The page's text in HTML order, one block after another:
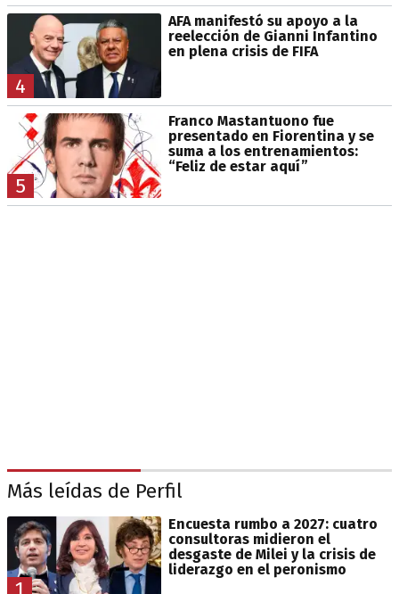
4
AFA manifestó su apoyo a la
reelección de Gianni Infantino
en plena crisis de FIFA
5
Franco Mastantuono fue
presentado en Fiorentina y se
suma a los entrenamientos:
“Feliz de estar aquí”
Más leídas de Perfil
1
Encuesta rumbo a 2027: cuatro
consultoras midieron el
desgaste de Milei y la crisis de
liderazgo en el peronismo